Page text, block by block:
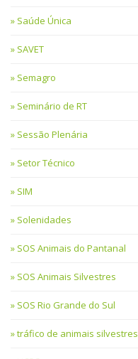
Saúde Única
SAVET
Semagro
Seminário de RT
Sessão Plenária
Setor Técnico
SIM
Solenidades
SOS Animais do Pantanal
SOS Animais Silvestres
SOS Rio Grande do Sul
tráfico de animais silvestres